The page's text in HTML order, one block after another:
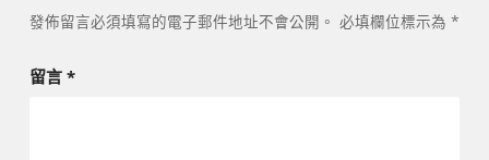
發佈留言必須填寫的電子郵件地址不會公開。 必填欄位標示為 *
留言 *